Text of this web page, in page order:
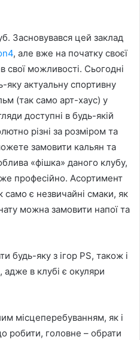
Засновувався цей заклад
, але вже на початку своєї
свої можливості. Сьогодні
актуальну спортивну
(так само арт-хаус) у
доступні в будь-якій
різні за розміром та
замовити кальян та
«фішка» даного клубу,
професійно. Асортимент
само є незвичайні смаки, як
можна замовити напої та
будь-яку з ігор PS, також і
адже в клубі є окуляри
місцеперебуванням, як і
робити, головне – обрати